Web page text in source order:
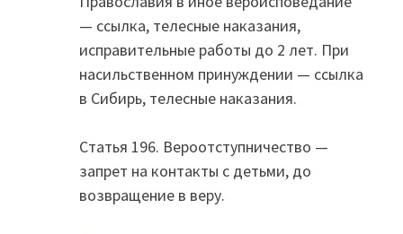
— ссылка, телесные наказания,
исправительные работы до 2 лет. При
насильственном принуждении — ссылка
в Сибирь, телесные наказания.
Статья 196. Вероотступничество —
запрет на контакты с детьми, до
возвращение в веру.